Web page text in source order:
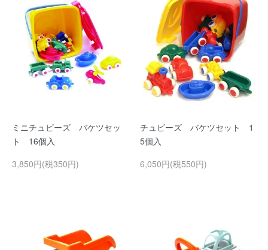
ミニチュビーズ バケツセッ
ト 16個入
3,850円(税350円)
チュビーズ バケツセット 1
5個入
6,050円(税550円)